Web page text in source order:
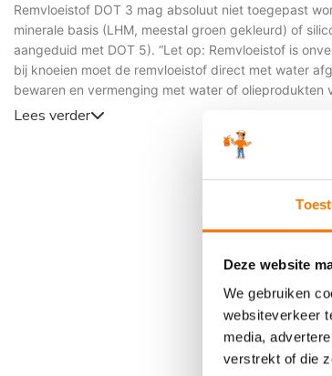
Deze website
We gebruiken
websiteverkeer
media,
verstrekt of die
Remvloeistof DOT 3 mag absoluut niet toegepast
minerale basis (LHM, meestal groen gekleurd) of
aangeduid met DOT 5). “Let op: Remvloeistof is
bij knoeien moet de remvloeistof direct met water
bewaren en vermenging met water of olieprodukten
Lees verder